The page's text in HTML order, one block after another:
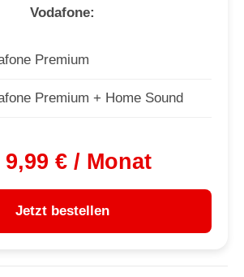
Vodafone:
Premium
Premium + Home Sound
9,99 € / Monat
Jetzt bestellen